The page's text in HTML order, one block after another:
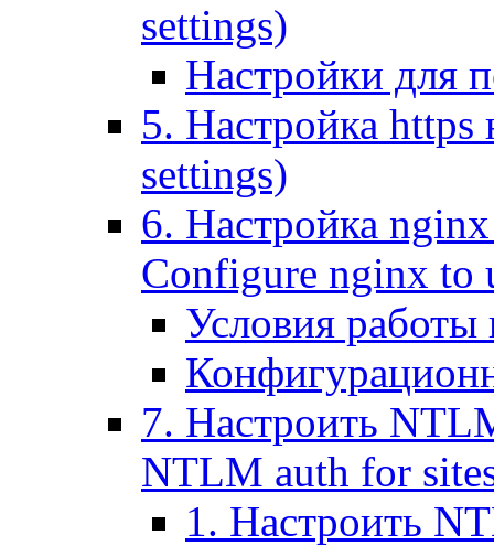
settings)
Настройки для
5. Настройка https
settings)
6. Настройка
Configure nginx to
Условия работы
7. Настроить
NTLM auth for
1. Настроить